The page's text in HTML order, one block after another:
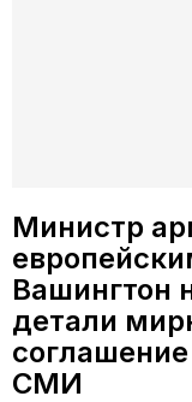
Министр
Вашингтон
детали
СМИ